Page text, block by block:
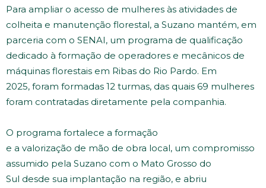
Para ampliar o acesso de mulheres às atividades de
colheita e manutenção florestal, a Suzano mantém, em
parceria com o SENAI, um programa de qualificação
dedicado à formação de operadores e mecânicos de
máquinas florestais em Ribas do Rio Pardo. Em
2025, foram formadas 12 turmas, das quais 69 mulheres
foram contratadas diretamente pela companhia.
O programa fortalece a formação
e a valorização de mão de obra local, um compromisso
assumido pela Suzano com o Mato Grosso do
Sul desde sua implantação na região, e abriu